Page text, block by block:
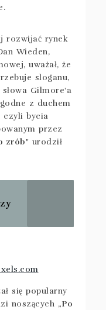
rozwijać rynek
Wieden,
uważał, że
sloganu,
Gilmore'a
z duchem
czyli bycia
przez
zrób" urodził
się popularny
noszących „Po